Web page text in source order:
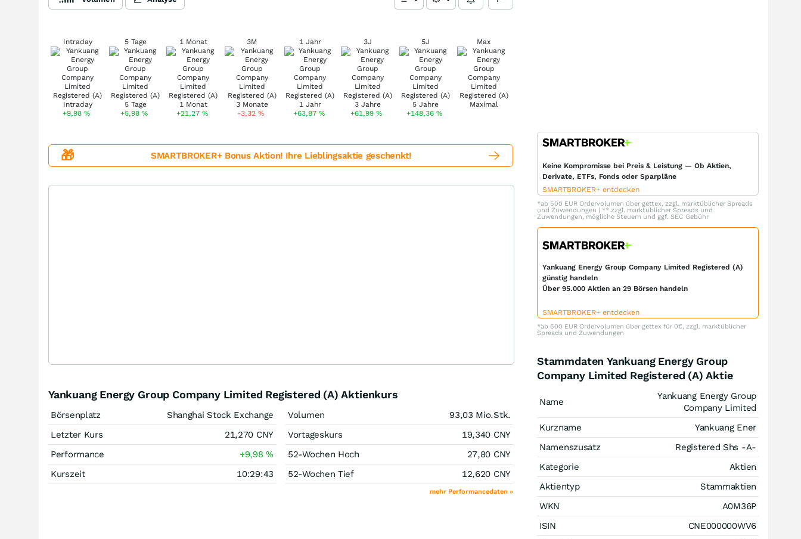
Intraday
+9,98%
5 Tage
+5,98%
1 Monat
+21,27 %
3M
-3,32%
1 Jahr
+63,87 %
3J
+61,99%
5J
+148,36%
Max
🎁 SMARTBROKER+ Bonus Aktion! Ihre Lieblingsaktie geschenkt!
Yankuang Energy Group Company Limited Registered (A) Aktienkurs
Börsenplatz
Shanghai Stock Exchange
Letzter Kurs
21,270 CNY
Performance
+9,98%
Kurszeit
10:29:43
Volumen 93,03 Mio.Stk.
Vortageskurs
19,340 CNY
52-Wochen Hoch
27,80 CNY
52-Wochen Tief
12,620 CNY
mehr Performancedaten »
Keine Kompromisse bei Preis & Leistung — Ob Aktien,
Derivate, ETFs, Fonds oder Sparpläne
SMARTBROKER+ entdecken
*ab 500 EUR Ordervolumen über gettex, zzgl. marktüblicher Spreads
und Zuwendungen | ** zzgl. marktüblicher Spreads und
Zuwendungen, mögliche Steuern und ggf. SEC Gebühr
Yankuang Energy Group Company Limited Registered (A)
günstig handeln
Über 95.000 Aktien an 29 Börsen handeln
SMARTBROKER+ entdecken
*ab 500 EUR Ordervolumen über gettex für 0€, zzgl. marktüblicher
Spreads und Zuwendungen
Stammdaten Yankuang Energy Group
Company Limited Registered (A) Aktie
Name
Yankuang Energy Group
Company Limited
Kurzname
Yankuang Ener
Namenszusatz
Registered Shs -A-
Kategorie
Aktien
Aktientyp
Stammaktien
WKN
A0M36P
ISIN
CNE000000WV6